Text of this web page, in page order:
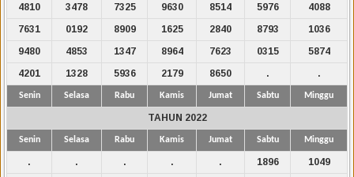
4810
3478 7325 9630 8514 5976
4088
7631
0192 8909 1625 2840 8793
1036
9480
4853 1347 8964 7623 0315
5874
4201
1328 5936 2179 8650 . .
Senin Selasa Rabu Kamis Jumat Sabtu Minggu
TAHUN 2022
Senin Selasa Rabu Kamis Jumat Sabtu Minggu
. . . . . 1896
1049